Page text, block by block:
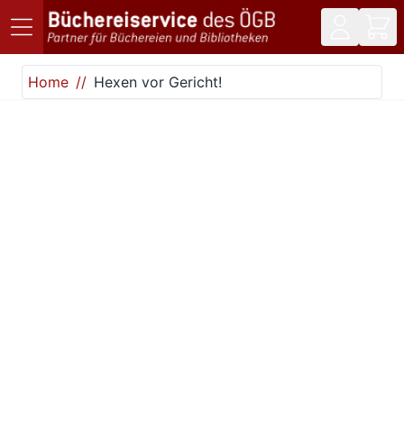
Direkt zum Inhalt
Home
Hexen vor Gericht!